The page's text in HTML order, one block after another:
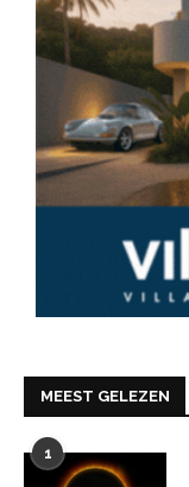
MEEST GELEZEN
1